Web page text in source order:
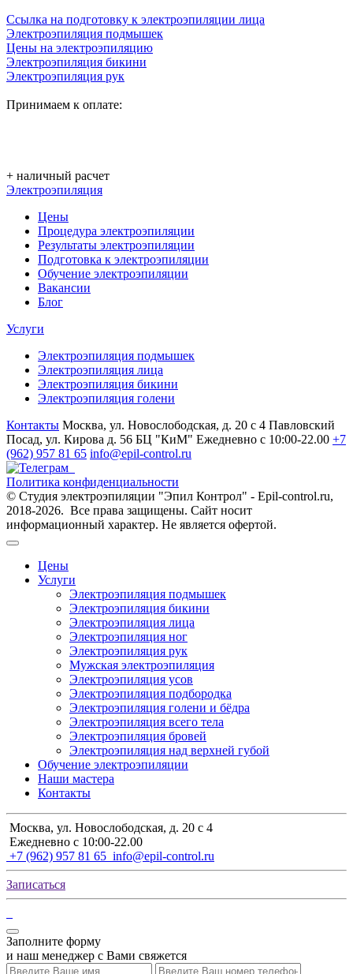
Ссылка на подготовку к электроэпиляции лица
Электроэпиляция подмышек
Цены на электроэпиляцию
Электроэпиляция бикини
Электроэпиляция рук
Принимаем к оплате:
+ наличный расчет
Электроэпиляция
Цены
Процедура электроэпиляции
Результаты электроэпиляции
Подготовка к электроэпиляции
Обучение электроэпиляции
Вакансии
Блог
Услуги
Электроэпиляция подмышек
Электроэпиляция лица
Электроэпиляция бикини
Электроэпиляция голени
Контакты Москва, ул. Новослободская, д. 20 с 4 Павловский
Посад, ул. Кирова д. 56 БЦ "КиМ" Ежедневно с 10:00-22.00 +7
(962) 957 81 65 info@epil-control.ru
Политика конфиденциальности
© Студия электроэпиляции "Эпил Контрол" - Epil-control.ru,
2018-2026. Все права защищены. Сайт носит
информационный характер. Не является офертой.
Цены
Услуги
Электроэпиляция подмышек
Электроэпиляция бикини
Электроэпиляция лица
Электроэпиляция ног
Электроэпиляция рук
Мужская электроэпиляция
Электроэпиляция усов
Электроэпиляция подбородка
Электроэпиляция голени и бёдра
Электроэпиляция всего тела
Электроэпиляция бровей
Электроэпиляция над верхней губой
Обучение электроэпиляции
Наши мастера
Контакты
Москва, ул. Новослободская, д. 20 с 4
Ежедневно с 10:00-22.00
+7 (962) 957 81 65 info@epil-control.ru
Записаться
Заполните форму
и наш менеджер с Вами свяжется